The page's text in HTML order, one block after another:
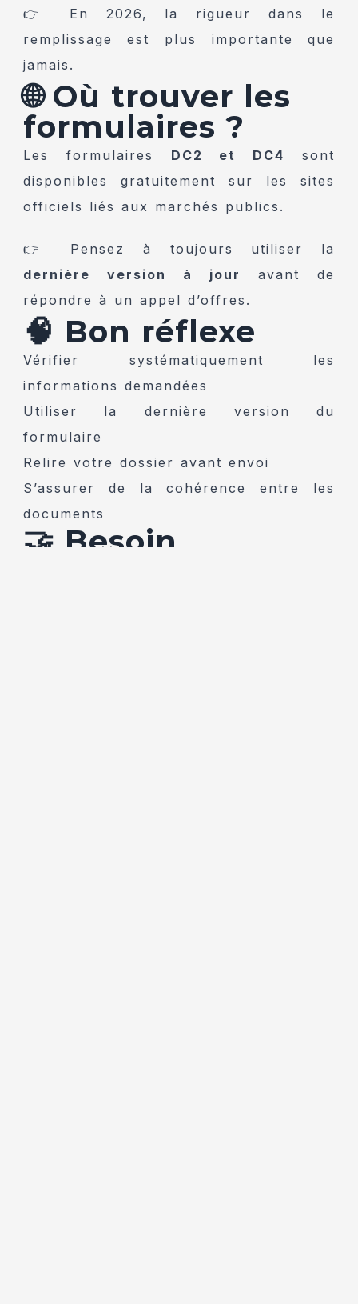
👉 En 2026, la rigueur dans le
remplissage est plus importante que
jamais.
🌐 Où trouver les
formulaires ?
Les formulaires DC2 et DC4
sont
disponibles gratuitement sur les sites
officiels liés aux marchés publics.
👉 Pensez à toujours utiliser la
dernière version à jour
avant de
répondre à un appel d’offres.
🧠 Bon réflexe
Vérifier systématiquement les
informations demandées
Utiliser la dernière version du
formulaire
Relire votre dossier avant envoi
S’assurer de la cohérence entre les
documents
🤝 Besoin